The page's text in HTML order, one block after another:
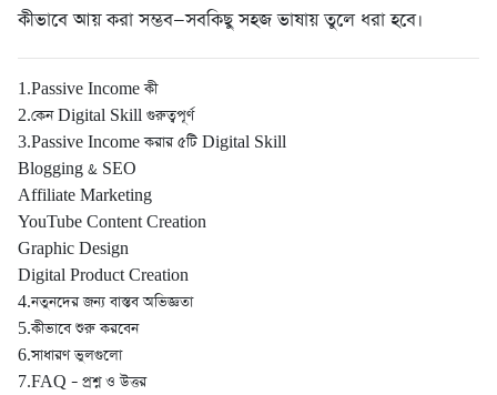
কীভাবে আয় করা সম্ভব—সবকিছু সহজ ভাষায় তুলে ধরা হবে।
1.Passive Income কী
2.কেন Digital Skill গুরুত্বপূর্ণ
3.Passive Income করার ৫টি Digital Skill
Blogging & SEO
Affiliate Marketing
YouTube Content Creation
Graphic Design
Digital Product Creation
4.নতুনদের জন্য বাস্তব অভিজ্ঞতা
5.কীভাবে শুরু করবেন
6.সাধারণ ভুলগুলো
7.FAQ – প্রশ্ন ও উত্তর